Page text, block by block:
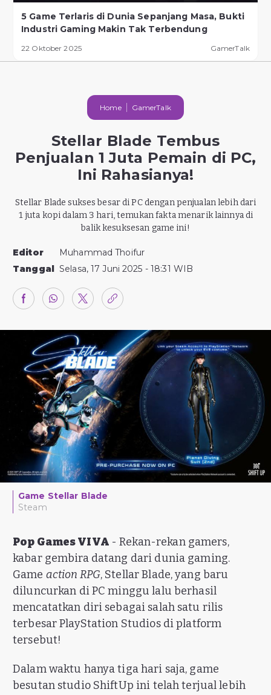
5 Game Terlaris di Dunia Sepanjang Masa, Bukti
Industri Gaming Makin Tak Terbendung
22 Oktober 2025 GamerTalk
Home GamerTalk
Stellar Blade Tembus
Penjualan 1 Juta Pemain di PC,
Ini Rahasianya!
Stellar Blade sukses besar di PC dengan penjualan lebih dari
1 juta kopi dalam 3 hari, temukan fakta menarik lainnya di
balik kesuksesan game ini!
Editor
Muhammad Thoifur
Tanggal Selasa, 17 Juni 2025 - 18:31 WIB
Game Stellar Blade
Steam
Pop Games VIVA - Rekan-rekan gamers,
kabar gembira datang dari dunia gaming.
Game action RPG, Stellar Blade, yang baru
diluncurkan di PC minggu lalu berhasil
mencatatkan diri sebagai salah satu rilis
terbesar PlayStation Studios di platform
tersebut!
Dalam waktu hanya tiga hari saja, game
besutan studio ShiftUp ini telah terjual lebih